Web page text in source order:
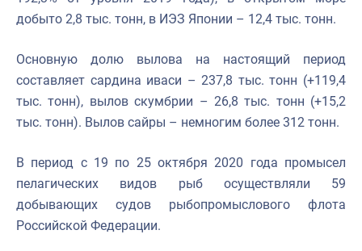
добыто 2,8 тыс. тонн, в ИЭЗ Японии – 12,4 тыс. тонн.
Основную долю вылова на настоящий период
составляет сардина иваси – 237,8 тыс. тонн (+119,4
тыс. тонн), вылов скумбрии – 26,8 тыс. тонн (+15,2
тыс. тонн). Вылов сайры – немногим более 312 тонн.
В период с 19 по 25 октября 2020 года промысел
пелагических видов рыб осуществляли 59
добывающих судов рыбопромыслового флота
Российской Федерации.